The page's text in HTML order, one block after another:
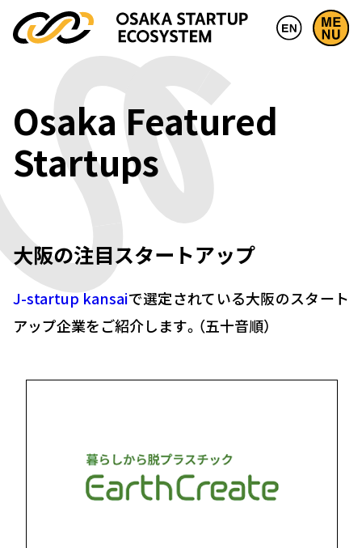
Osaka Featured
Startups
大阪の注目スタートアップ
J-startup kansaiで選定されている大阪のスタート
アップ企業をご紹介します。（五十音順）